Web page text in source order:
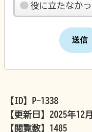
役に立たなか
【ID】
P-1338
【更新日】 2025年12
【閲覧数】 1485